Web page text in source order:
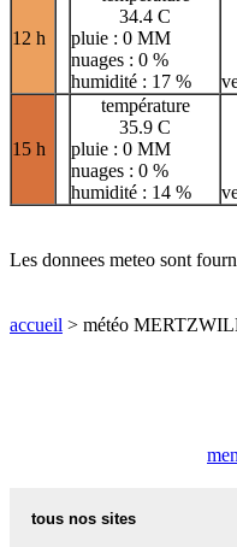
12 h
34.4 C
pluie : 0 MM
nuages : 0 %
humidité : 17 %
15 h
température
35.9 C
pluie : 0 MM
nuages : 0 %
humidité : 14 %
Les donnees meteo sont
accueil > météo
tous nos sites